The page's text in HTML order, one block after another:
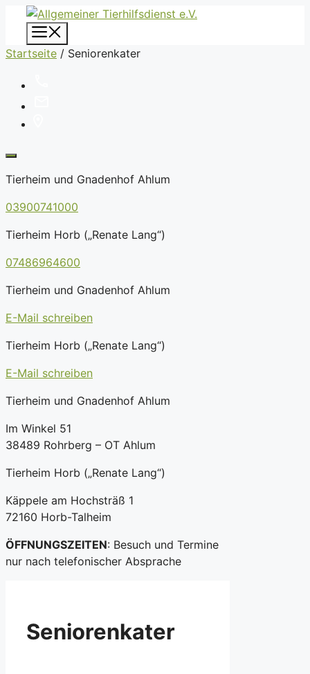
Zum
Inhalt
springen
Startseite / Seniorenkater
Tierheim und Gnadenhof Ahlum
03900741000
Tierheim Horb („Renate Lang“)
07486964600
Tierheim und Gnadenhof Ahlum
E-Mail schreiben
Tierheim Horb („Renate Lang“)
E-Mail schreiben
Tierheim und Gnadenhof Ahlum
Im Winkel 51
38489 Rohrberg – OT Ahlum
Tierheim Horb („Renate Lang“)
Käppele am Hochsträß 1
72160 Horb-Talheim
ÖFFNUNGSZEITEN: Besuch und Termine
nur nach telefonischer Absprache
Seniorenkater